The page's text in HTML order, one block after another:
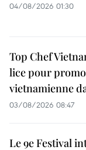
04/08/2026 01:30
Top Chef
lice pour
vietnamienne
03/08/2026 08:47
Le 9e Festival